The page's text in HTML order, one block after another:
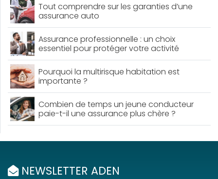
Tout comprendre sur les garanties d’une
assurance auto
Assurance professionnelle : un choix
essentiel pour protéger votre activité
Pourquoi la multirisque habitation est
importante ?
Combien de temps un jeune conducteur
paie-t-il une assurance plus chère ?
NEWSLETTER ADEN